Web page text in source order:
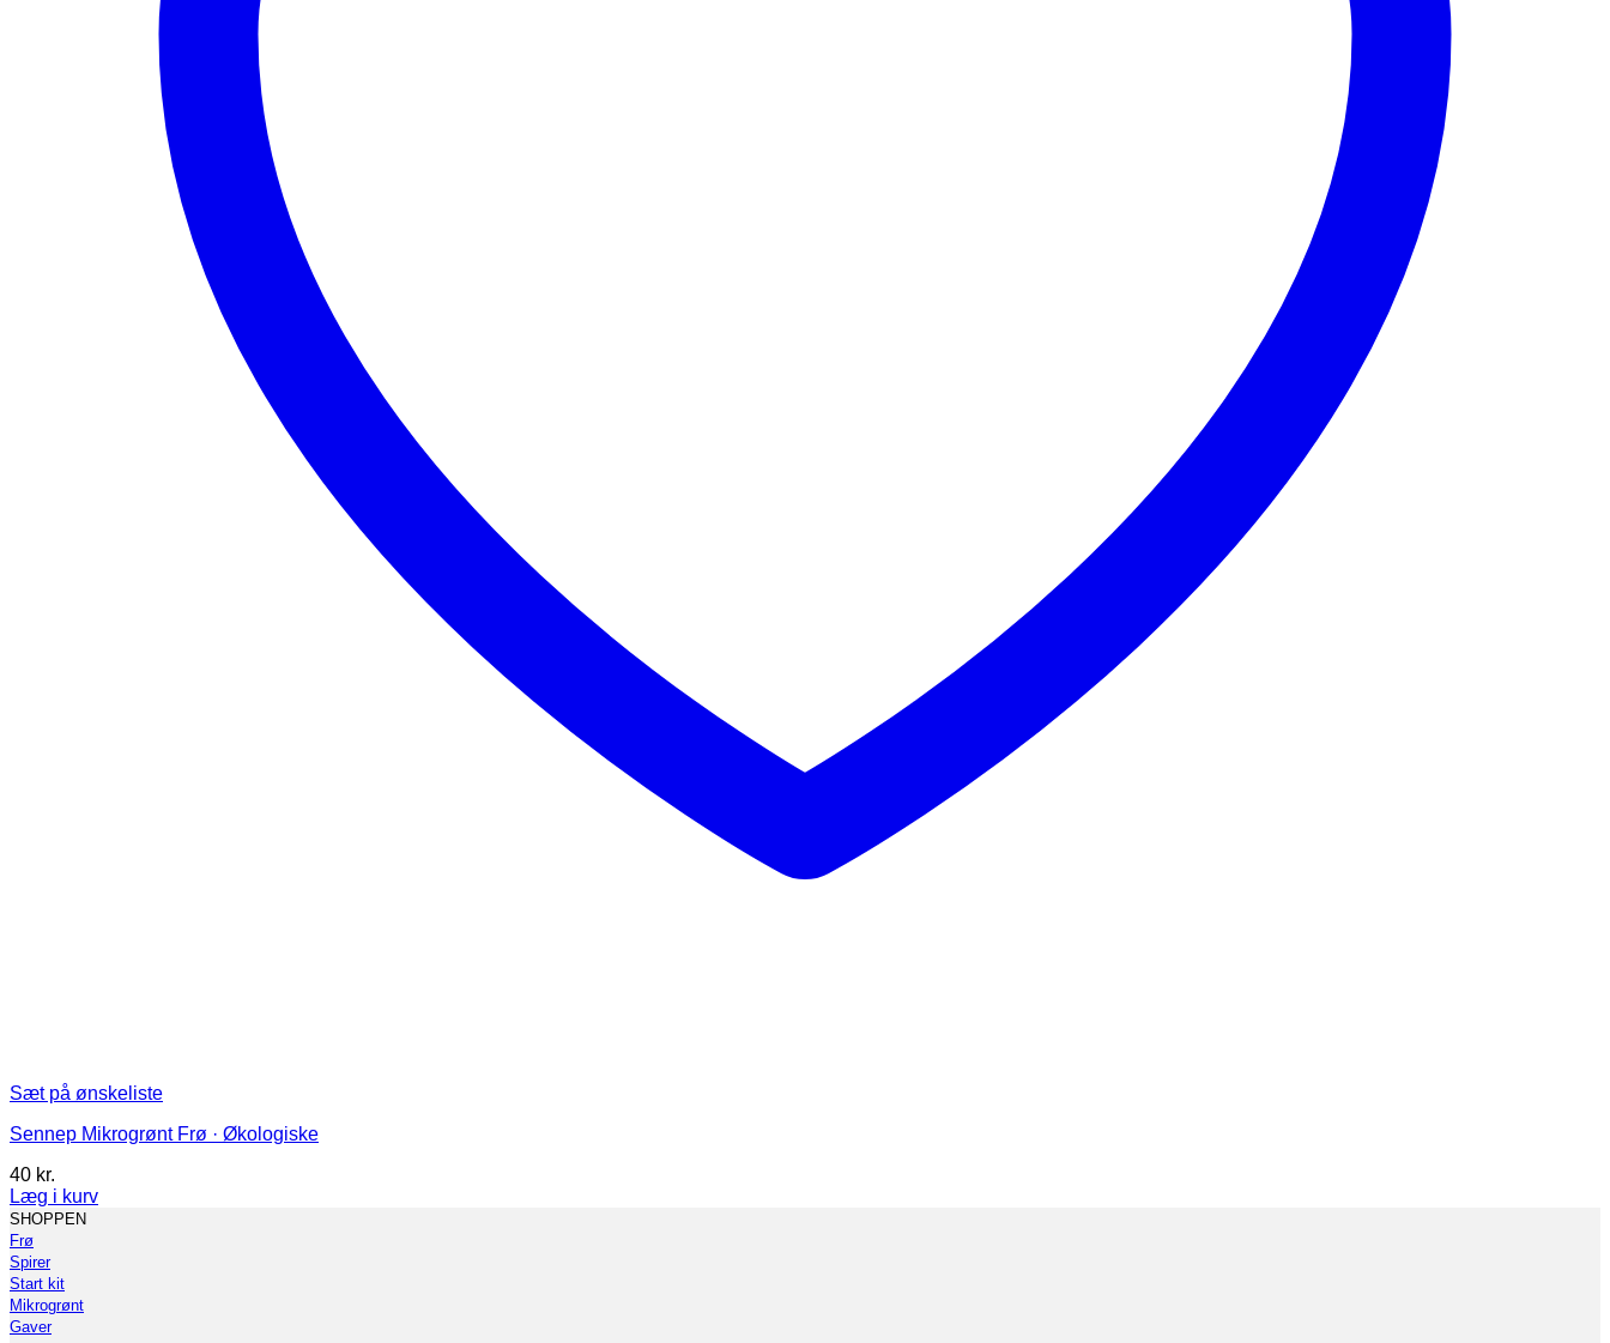
Sæt på ønskeliste
Sennep Mikrogrønt Frø · Økologiske
40 kr.
Læg i kurv
Dette
vare
har
flere
varianter.
Mulighederne
SHOPPEN
Frø
Spirer
Start kit
Mikrogrønt
Gaver